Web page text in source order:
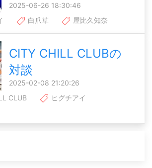
2025-06-26 18:30:46
白爪草 屋比久知奈
CITY CHILL CLUBの
対談
2025-02-08 21:20:26
CLUB
ヒグチアイ